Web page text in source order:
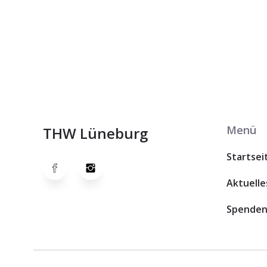
THW Lüneburg Menü
Spenden